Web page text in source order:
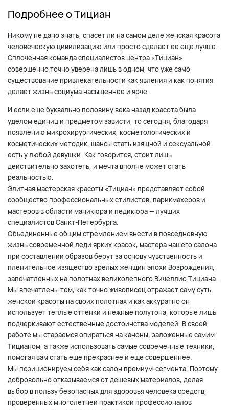
Подробнее о Тициан
Никому не дано знать, спасет ли на самом деле женская красота
человеческую цивилизацию или просто сделает ее еще лучше.
Сплоченная команда специалистов центра «Тициан»
совершенно точно уверена лишь в одном, что уже само
существование привлекательности как явления и как понятия
делает жизнь социума насыщеннее и ярче.
И если еще буквально половину века назад красота была
уделом единиц и предметом зависти, то сегодня, благодаря
появлению микрохирургических, косметологических и
косметических методик, шансы стать изящной и сексуальной
есть у любой девушки. Как говорится, стоит лишь
действительно захотеть, и мечта вполне может стать
реальностью.
Элитная мастерская красоты «Тициан» представляет собой
сообщество профессиональных стилистов, парикмахеров и
мастеров в области маникюра и педикюра — лучших
специалистов Санкт-Петербурга.
Объединенные общим стремлением внести в повседневную
жизнь современной леди ярких красок, мастера нашего салона
при составлении образов берут за основу чувственность и
пленительное изящество зрелых женщин эпохи Возрождения,
запечатленных на полотнах великолепного Вичеллио Тициана.
Мы впечатлены тем, как точно живописец отражает саму суть
женской красоты на своих полотнах и как аккуратно он
использует теплые оттенки и нежные полутона, которые лишь
подчеркивают естественные достоинства моделей. В своей
работе мы стараемся опираться на каноны, заложенные самим
Тицианом, а также использовать самые современные техники,
помогая вам стать еще прекраснее и еще совершеннее.
Мы позиционируем себя как салон премиум-сегмента. Поэтому
добровольно отказываемся от дешевых материалов, делая
выбор в пользу безопасных для здоровья человека средств,
проверенных многолетней практикой профессионалов